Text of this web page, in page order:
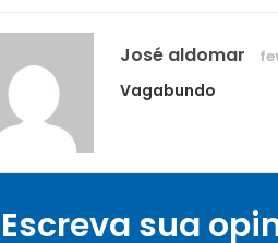
José aldomar
Vagabundo
Escreva sua